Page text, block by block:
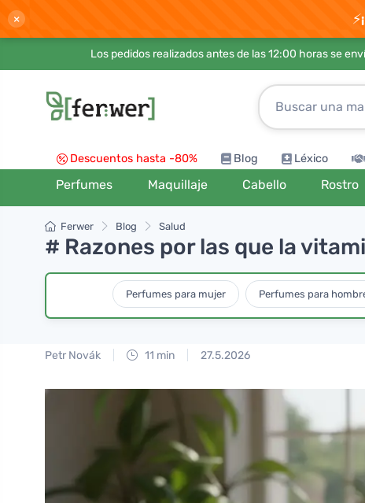
× ⚡
Los pedidos realizados antes de las 12:00 horas se
Descuentos hasta -80% Blog Léxico
Perfumes Maquillaje Cabello Rostro
Ferwer Blog Salud
# Razones por las que la
Perfumes para mujer Perfumes para
Petr Novák 11 min 27.5.2026